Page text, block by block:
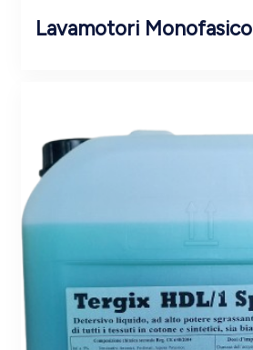
Lavamotori Monofasico